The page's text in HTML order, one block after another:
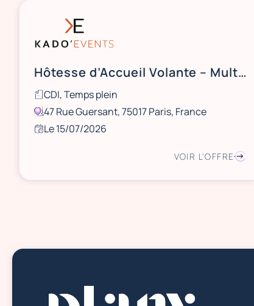
Hôtesse d’Accueil Volante – Multisites
CDI, Temps plein
47 Rue Guersant, 75017 Paris, France
Le 15/07/2026
VOIR L'OFFRE